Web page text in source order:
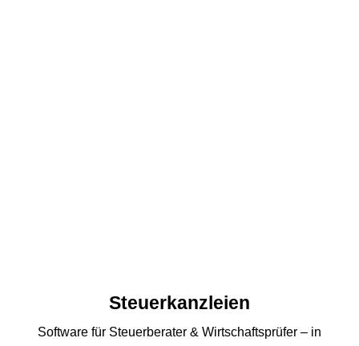
Steuerkanzleien
Software für Steuerberater & Wirtschaftsprüfer – in